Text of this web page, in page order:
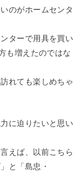
のがホームセンタ
ターで用具を買い
も増えたのではな
れても楽しめちゃ
に迫りたいと思い
えば、以前こちら
と「島忠・